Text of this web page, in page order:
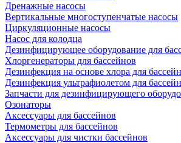
Дренажные насосы
Вертикальные многоступенчатые насосы
Циркуляционные насосы
Насос для колодца
Дезинфицирующее оборудование для
Хлоргенераторы для бассейнов
Дезинфекция на основе хлора для
Дезинфекция ультрафиолетом для
Запчасти для дезинфицирующего
Озонаторы
Аксессуары для бассейнов
Термометры для бассейнов
Аксессуары для чистки бассейнов